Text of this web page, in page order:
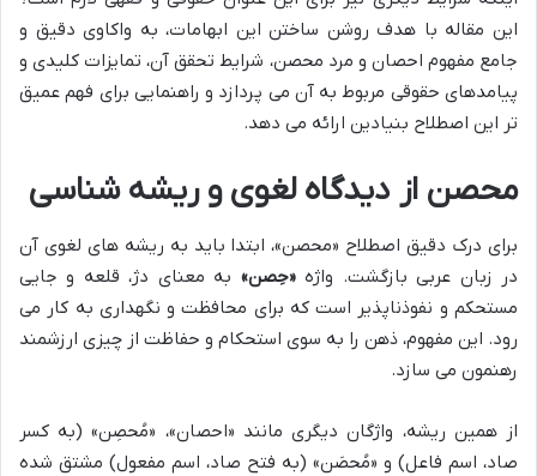
این مقاله با هدف روشن ساختن این ابهامات، به واکاوی دقیق و
جامع مفهوم احصان و مرد محصن، شرایط تحقق آن، تمایزات کلیدی و
پیامدهای حقوقی مربوط به آن می پردازد و راهنمایی برای فهم عمیق
تر این اصطلاح بنیادین ارائه می دهد.
محصن از دیدگاه لغوی و ریشه شناسی
برای درک دقیق اصطلاح «محصن»، ابتدا باید به ریشه های لغوی آن
در زبان عربی بازگشت. واژه«حِصن» به معنای دژ، قلعه و جایی
مستحکم و نفوذناپذیر است که برای محافظت و نگهداری به کار می
رود. این مفهوم، ذهن را به سوی استحکام و حفاظت از چیزی ارزشمند
رهنمون می سازد.
از همین ریشه، واژگان دیگری مانند «احصان»، «مُحصِن» (به کسر
صاد، اسم فاعل) و «مُحصَن» (به فتح صاد، اسم مفعول) مشتق شده